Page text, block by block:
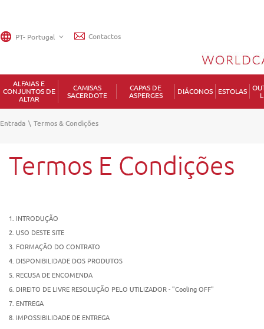
Contactos
ALFAIAS E
CONJUNTOS DE
ALTAR
CAMISAS
SACERDOTE
CAPAS DE
ASPERGES
DIÁCONOS ESTOLAS
Entrada \ Termos & Condições
Termos E Condições
1. INTRODUÇÃO
2. USO DESTE SITE
3. FORMAÇÃO DO CONTRATO
4. DISPONIBILIDADE DOS PRODUTOS
5. RECUSA DE ENCOMENDA
6. DIREITO DE LIVRE RESOLUÇÃO PELO UTILIZADOR - "Cooling OFF"
7. ENTREGA
8. IMPOSSIBILIDADE DE ENTREGA